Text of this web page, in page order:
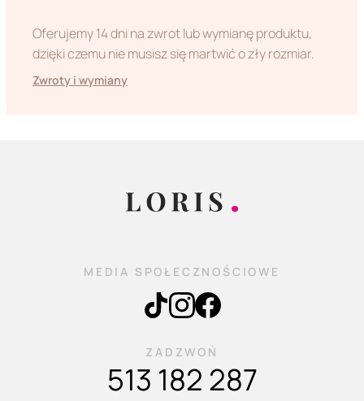
Oferujemy 14 dni na zwrot lub wymianę produktu,
dzięki czemu nie musisz się martwić o zły rozmiar.
Zwroty i wymiany
MEDIA SPOŁECZNOŚCIOWE
ZADZWOŃ
513 182 287